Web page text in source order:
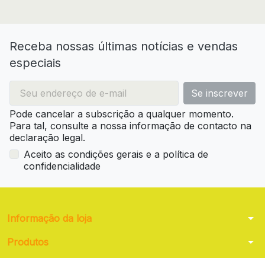
Receba nossas últimas notícias e vendas
especiais
Pode cancelar a subscrição a qualquer momento.
Para tal, consulte a nossa informação de contacto na
declaração legal.
Aceito as condições gerais e a política de
confidencialidade
Informação da loja arrow_drop_down
Produtos arrow_drop_down